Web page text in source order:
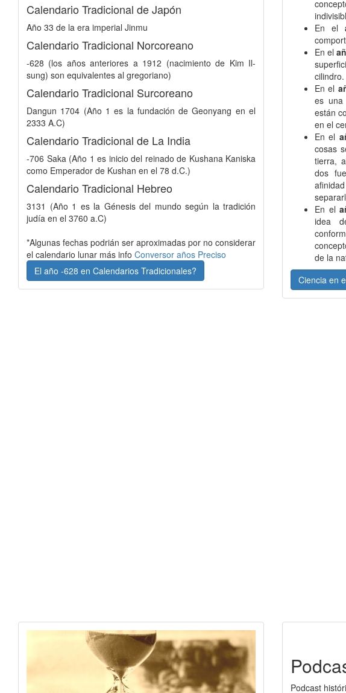
Calendario Tradicional de Japón
Año 33 de la era imperial Jinmu
Calendario Tradicional Norcoreano
-628 (los años anteriores a 1912 (nacimiento de Kim Il-
sung) son equivalentes al gregoriano)
Calendario Tradicional Surcoreano
Dangun 1704 (Año 1 es la fundación de Geonyang en el
2333 A.C)
Calendario Tradicional de La India
-706 Saka (Año 1 es inicio del reinado de Kushana Kaniska
como Emperador de Kushan en el 78 d.C.)
Calendario Tradicional Hebreo
3131 (Año 1 es la Génesis del mundo según la tradición
judía en el 3760 a.C)
*Algunas fechas podrián ser aproximadas por no considerar
el calendario lunar más info Conversor años Preciso
El año -628 en Calendarios Tradicionales?
En el
En el
cilindro.
En el
es una
están
en el
En el
cosas
tierra,
dos
En el
idea
de la
Ciencia en
Podcast